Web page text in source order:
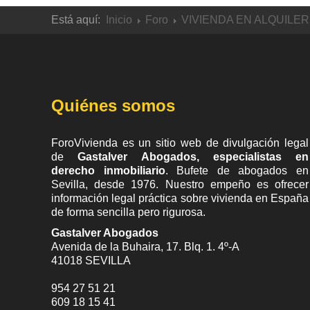
Está aquí: Inicio Foro VIVIENDA EN ALQUILER
Quiénes somos
ForoVivienda es un sitio web de divulgación legal
deGastalver Abogados, especialistas en
derecho inmobiliario. Bufete deabogados en
Sevilla, desde 1976. Nuestro empeño es ofrecer
información legal práctica sobre vivienda en España
de forma sencilla pero rigurosa.
Gastalver Abogados
Avenida de la Buhaira, 17. Blq. 1. 4º-A
41018 SEVILLA
954 27 51 21
609 18 15 41